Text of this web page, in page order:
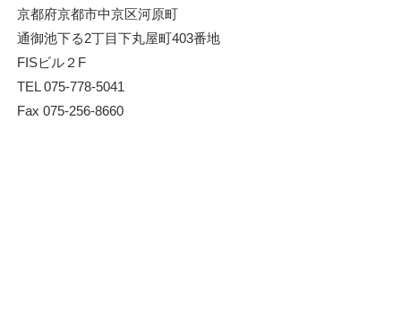
京都府京都市中京区河原町
通御池下る2丁目下丸屋町403番地
FISビル２F
TEL 075-778-5041
Fax 075-256-8660